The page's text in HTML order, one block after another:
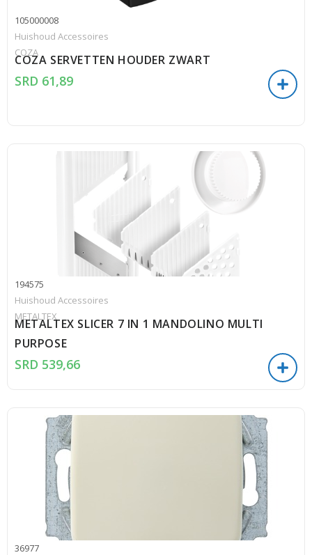
105000008
Huishoud Accessoires
COZA
COZA SERVETTEN HOUDER ZWART
SRD 61,89
194575
Huishoud Accessoires
METALTEX
METALTEX SLICER 7 IN 1 MANDOLINO MULTI
PURPOSE
SRD 539,66
36977